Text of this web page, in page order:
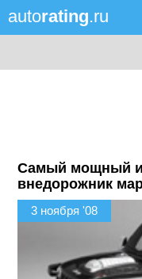
autorating.ru
Самый мощный
внедорожник
3 ноября '08